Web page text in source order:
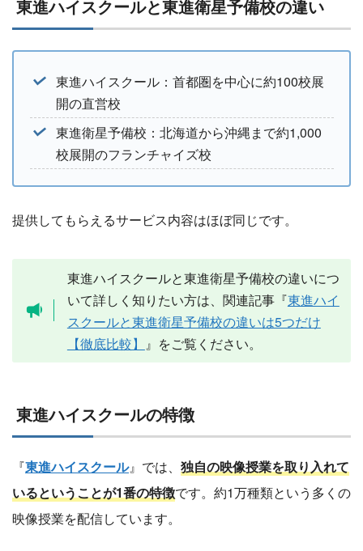
東進ハイスクールと東進衛星予備校の違い
東進ハイスクール：首都圏を中心に約100校展
開の直営校
東進衛星予備校：北海道から沖縄まで約1,000
校展開のフランチャイズ校
提供してもらえるサービス内容はほぼ同じです。
東進ハイスクールと東進衛星予備校の違いにつ
いて詳しく知りたい方は、関連記事『東進ハイ
スクールと東進衛星予備校の違いは5つだけ
【徹底比較】 』をご覧ください。
東進ハイスクールの特徴
『東進ハイスクール』では、 独自の映像授業を取り入れて
いるということが1番の特徴です。約1万種類という多くの
映像授業を配信しています。